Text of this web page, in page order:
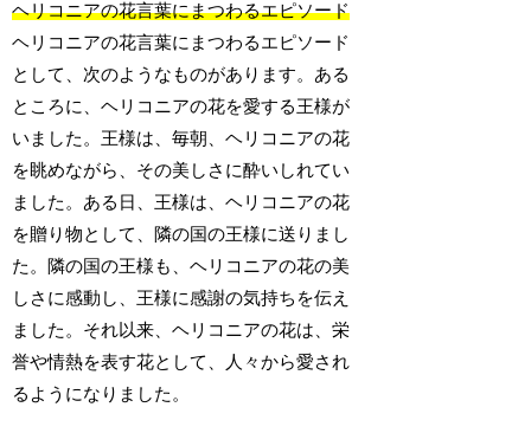
ヘリコニアの花言葉にまつわるエピソード
ヘリコニアの花言葉にまつわるエピソード
として、次のようなものがあります。ある
ところに、ヘリコニアの花を愛する王様が
いました。王様は、毎朝、ヘリコニアの花
を眺めながら、その美しさに酔いしれてい
ました。ある日、王様は、ヘリコニアの花
を贈り物として、隣の国の王様に送りまし
た。隣の国の王様も、ヘリコニアの花の美
しさに感動し、王様に感謝の気持ちを伝え
ました。それ以来、ヘリコニアの花は、栄
誉や情熱を表す花として、人々から愛され
るようになりました。